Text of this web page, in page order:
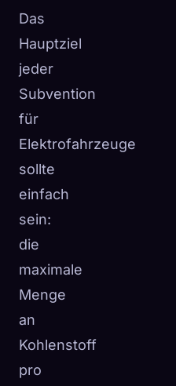
Das
Hauptziel
jeder
Subvention
für
Elektrofahrzeuge
sollte
einfach
sein:
die
maximale
Menge
an
Kohlenstoff
pro